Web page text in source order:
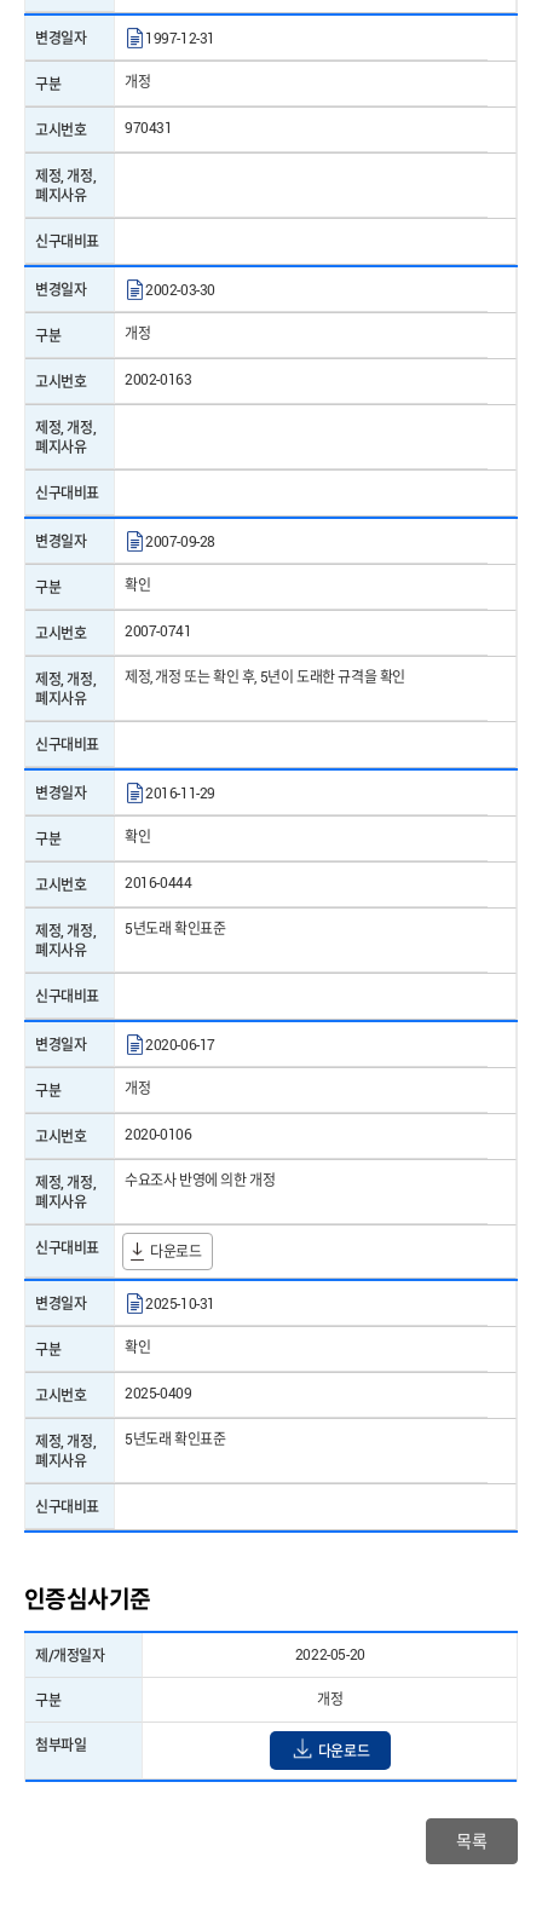
표준명 습도 측정 방법
제/개정일자 2024-11-11
표준번호 KS M 2150
표준명 액화 석유 가스 (LPG)
제/개정일자
표준번호
표준명 에디슨 나사형 소켓
제/개정일자
표준명
제/개정일자
표준번호 KS C 8309
표준명
제/개정일자 2024-07-08
표준번호 KS C 4805
표준명 전기 기기용 커패시터
제/개정일자 2022-08-31
표준번호
제/개정일자
KS C IEC61672-1
표준명 전기음향 — 사운드레벨미터(소음계) — 제1부: 규격
제/개정일자
표준번호 KS C 0262
표준명 전기자기적합성(EMC) ― 측정일반
제/개정일자
표준번호 KS C 0262
표준명 전기자기적합성(EMC) ― 측정일반
제/개정일자 2024-12-03
표준번호 KS C 0262
표준번호 KS C 0262
표준명 전기자기적합성(EMC) ― 측정일반
변경일자 1997-12-31
구분 개정
고시번호 970431
제정, 개정,
폐지사유
신구대비표
변경일자 2002-03-30
구분 개정
고시번호 2002-0163
제정, 개정,
폐지사유
신구대비표
변경일자 2007-09-28
구분 확인
고시번호 2007-0741
제정, 개정,
폐지사유
제정, 개정 또는 확인 후, 5년이 도래한 규격을 확인
신구대비표
변경일자 2016-11-29
구분 확인
고시번호 2016-0444
제정, 개정,
폐지사유
5년도래 확인표준
신구대비표
변경일자 2020-06-17
구분 개정
고시번호 2020-0106
제정, 개정,
폐지사유
수요조사 반영에 의한 개정
신구대비표 다운로드
변경일자 2025-10-31
구분 확인
고시번호 2025-0409
제정, 개정,
폐지사유
5년도래 확인표준
신구대비표
인증심사기준
제/개정일자 2022-05-20
구분 개정
첨부파일 다운로드
목록